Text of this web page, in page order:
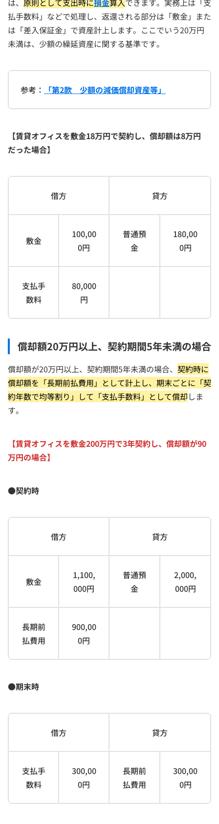
は、 原則として支出時に損金算入できます。実務上は「支
払手数料」などで処理し、返還される部分は「敷金」また
は「差入保証金」で資産計上します。ここでいう20万円
未満は、少額の繰延資産に関する基準です。
参考： 「第2款 少額の減価償却資産等」
【賃貸オフィスを敷金18万円で契約し、償却額は8万円
だった場合】
借方 貸方
敷金
100,00
0円
普通預
金
180,00
0円
支払手
数料
80,000
円
償却額20万円以上、契約期間5年未満の場合
償却額が20万円以上、契約期間5年未満の場合、 契約時に
償却額を「長期前払費用」として計上し、期末ごとに「契
約年数で均等割り」して「支払手数料」として償却しま
す。
【賃貸オフィスを敷金200万円で3年契約し、償却額が90
万円の場合】
●契約時
借方 貸方
敷金
1,100,
000円
普通預
金
2,000,
000円
長期前
払費用
900,00
0円
●期末時
借方 貸方
支払手
数料
300,00
0円
長期前
払費用
300,00
0円